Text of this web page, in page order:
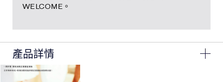
WELCOME。
產品詳情
IU指定＃小粉管，韓國超人氣爆款水啵啵琉璃潤唇膏